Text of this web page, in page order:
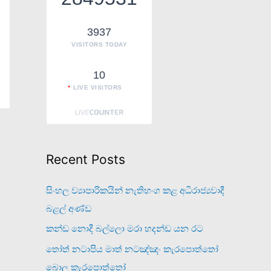
3937
VISITORS TODAY
10
LIVE VISITORS
Recent Posts
සිංහල ව්‍යාපාරිකයින් නැතිභංග කළ අධිරාජ්‍යවාදී
බළල් අණ්ඩ
කන්ඩ නොදී බල්ලො මරා හදන්ඩ යන රට
තෝත් නටාපිය මාත් නටඤ්ඤං කැරපොත්තෝ
බොල කැරපොත්තෝ